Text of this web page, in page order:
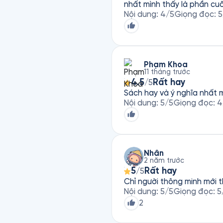
nhất mình thấy là phần
Nội dung: 4/5Giọng đọc: 5
Phạm Khoa
11 tháng trước
4.5/5 Rất hay
Sách hay và ý nghĩa nhất
Nội dung: 5/5Giọng đọc: 4
Nhân
2 năm trước
5/5 Rất hay
Chỉ người thông minh mới
Nội dung: 5/5Giọng đọc: 5
2